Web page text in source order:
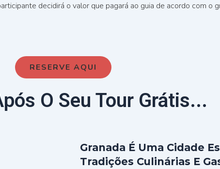
decidirá o valor que pagará ao guia de acordo com o
RESERVE AQUI
O Seu Tour Grátis...
Granada É Uma Cidade
Tradições Culinárias E